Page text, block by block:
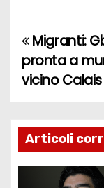
N
a
i
g
Migranti:
pronta a
vicino Calais
Articoli